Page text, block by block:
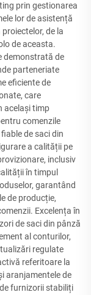
prin gestionarea
lor de asistență
de la
de aceasta.
demonstrată de
parteneriate
eficiente de
care
același timp
comenzile
de saci din
a calității pe
inclusiv
în timpul
garantând
de producție,
Excelența în
de saci din pânză
al conturilor,
regulate
referitoare la
aranjamentele de
furnizorii stabiliți